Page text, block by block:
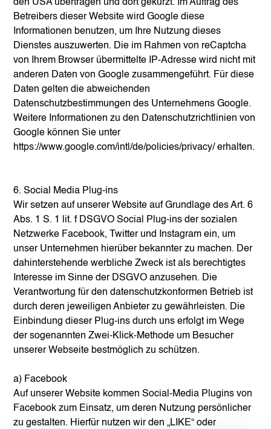
den USA übertragen und dort gekürzt. Im Auftrag des
Betreibers dieser Website wird Google diese
Informationen benutzen, um Ihre Nutzung dieses
Dienstes auszuwerten. Die im Rahmen von reCaptcha
von Ihrem Browser übermittelte IP-Adresse wird nicht mit
anderen Daten von Google zusammengeführt. Für diese
Daten gelten die abweichenden
Datenschutzbestimmungen des Unternehmens Google.
Weitere Informationen zu den Datenschutzrichtlinien von
Google können Sie unter
https://www.google.com/intl/de/policies/privacy/ erhalten.
6. Social Media Plug-ins
Wir setzen auf unserer Website auf Grundlage des Art. 6
Abs. 1 S. 1 lit. f DSGVO Social Plug-ins der sozialen
Netzwerke Facebook, Twitter und Instagram ein, um
unser Unternehmen hierüber bekannter zu machen. Der
dahinterstehende werbliche Zweck ist als berechtigtes
Interesse im Sinne der DSGVO anzusehen. Die
Verantwortung für den datenschutzkonformen Betrieb ist
durch deren jeweiligen Anbieter zu gewährleisten. Die
Einbindung dieser Plug-ins durch uns erfolgt im Wege
der sogenannten Zwei-Klick-Methode um Besucher
unserer Webseite bestmöglich zu schützen.
a) Facebook
Auf unserer Website kommen Social-Media Plugins von
Facebook zum Einsatz, um deren Nutzung persönlicher
zu gestalten. Hierfür nutzen wir den „LIKE“ oder